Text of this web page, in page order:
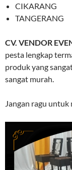
CIKARANG
TANGERANG
CV. VENDOR
pesta lengkap
produk yang
sangat murah.
Jangan ragu untuk